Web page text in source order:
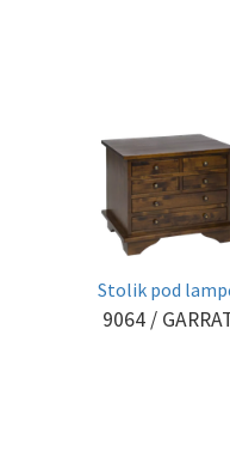
Stolik pod
9064 /